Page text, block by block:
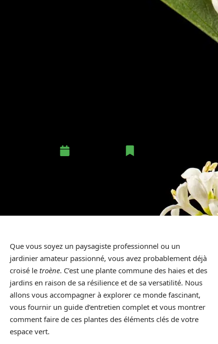
Que vous soyez un paysagiste professionnel ou un
jardinier amateur passionné, vous avez probablement déjà
croisé le troène. C’est une plante commune des haies et des
jardins en raison de sa résilience et de sa versatilité. Nous
allons vous accompagner à explorer ce monde fascinant,
vous fournir un guide d’entretien complet et vous montrer
comment faire de ces plantes des éléments clés de votre
espace vert.